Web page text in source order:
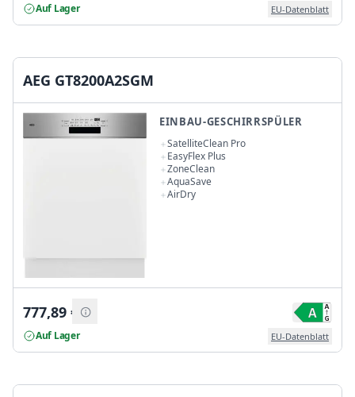
Auf Lager EU-Datenblatt
AEG GT8200A2SGM
EINBAU-GESCHIRRSPÜLER
SatelliteClean Pro
EasyFlex Plus
ZoneClean
AquaSave
AirDry
777,89 €
Auf Lager EU-Datenblatt